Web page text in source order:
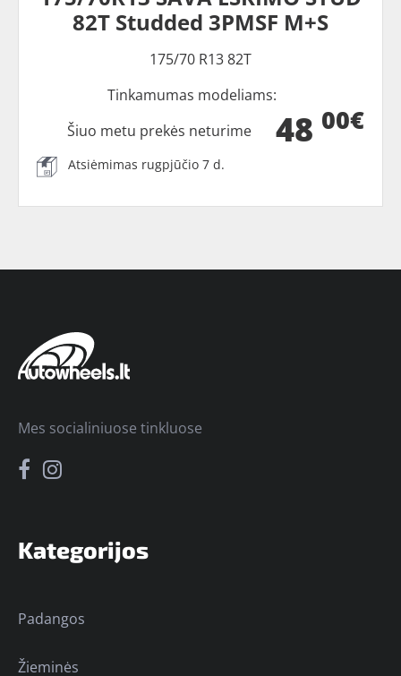
82T Studded 3PMSF M+S
175/70 R13 82T
Tinkamumas modeliams:
48 00€
Šiuo metu prekės neturime
Atsiėmimas rugpjūčio 7 d.
Kategorijos
Padangos
Žieminės
Mes socialiniuose tinkluose